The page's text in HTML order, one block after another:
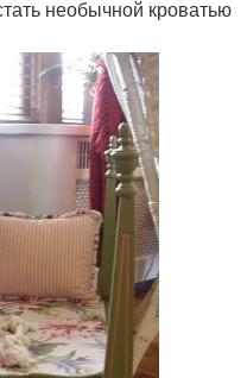
необычной кроватью